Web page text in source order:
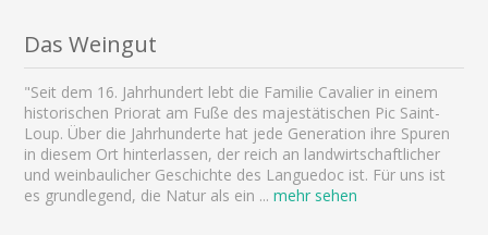
Das Weingut
"Seit dem 16. Jahrhundert lebt die Familie Cavalier in einem
historischen Priorat am Fuße des majestätischen Pic Saint-
Loup. Über die Jahrhunderte hat jede Generation ihre Spuren
in diesem Ort hinterlassen, der reich an landwirtschaftlicher
und weinbaulicher Geschichte des Languedoc ist. Für uns ist
es grundlegend, die Natur als ein ... mehr sehen